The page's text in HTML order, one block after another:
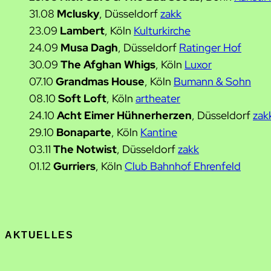
31.08 Mclusky, Düsseldorfzakk
23.09 Lambert, Köln Kulturkirche
24.09 Musa Dagh, Düsseldorf Ratinger Hof
30.09 The Afghan Whigs, Köln Luxor
07.10 Grandmas House, Köln Bumann & Sohn
08.10 Soft Loft, Köln artheater
24.10 Acht Eimer Hühnerherzen, Düsseldorf
29.10 Bonaparte, Köln Kantine
03.11 The Notwist, Düsseldorfzakk
01.12 Gurriers, Köln Club Bahnhof Ehrenfeld
AKTUELLES